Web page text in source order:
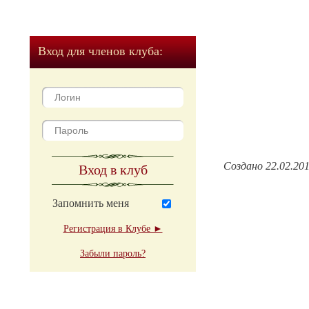
Вход для членов клуба:
Вход в клуб
Запомнить меня
Регистрация в Клубе ►
Забыли пароль?
Создано